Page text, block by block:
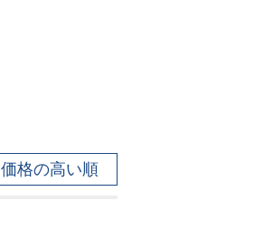
価格の高い順